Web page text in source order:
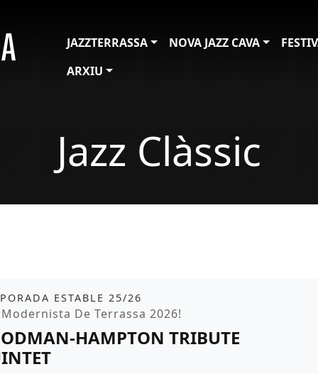
JAZZTERRASSA NOVA JAZZ CAVA
ARXIU
Jazz Clàssic
ESTABLE 25/26
De Terrassa 2026!
HAMPTON TRIBUTE